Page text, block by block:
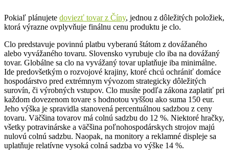
Pokiaľ plánujete doviezť tovar z Číny, jednou z dôležitých položiek,
ktorá výrazne ovplyvňuje finálnu cenu produktu je clo.
Clo predstavuje povinnú platbu vyberanú štátom z dovážaného
alebo vyvážaného tovaru. Slovensko vyrubuje clo iba na dovážaný
tovar. Globálne sa clo na vyvážaný tovar uplatňuje iba minimálne.
Ide predovšetkým o rozvojové krajiny, ktoré chcú ochrániť domáce
hospodárstvo pred extrémnym vývozom strategicky dôležitých
surovín, či výrobných vstupov. Clo musíte podľa zákona zaplatiť pri
každom dovezenom tovare s hodnotou vyššou ako suma 150 eur.
Jeho výška je spravidla stanovená percentuálnou sadzbou z ceny
tovaru. Väčšina tovarov má colnú sadzbu do 12 %. Niektoré hračky,
všetky potravinárske a väčšina poľnohospodárskych strojov majú
nulovú colnú sadzbu. Naopak, na monitory a reklamné displeje sa
uplatňuje relatívne vysoká colná sadzba vo výške 14 %.